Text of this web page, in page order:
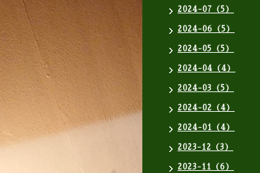
2024-07（5）
2024-06（5）
2024-05（5）
2024-04（4）
2024-03（5）
2024-02（4）
2024-01（4）
2023-12（3）
2023-11（6）